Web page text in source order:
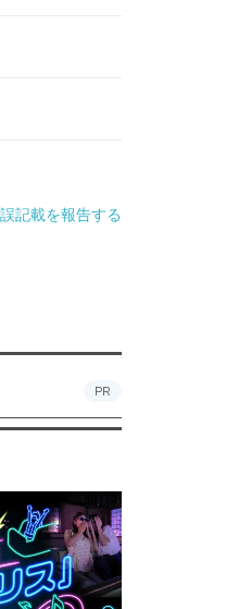
記載を報告する
PR